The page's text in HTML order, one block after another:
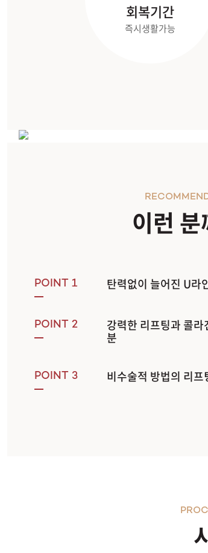
회복기간
즉시생활가능
이런
POINT 1 탄력없이 늘어진 U라
POINT 2 강력한 리프팅과 콜
분
POINT 3 비수술적 방법의 리